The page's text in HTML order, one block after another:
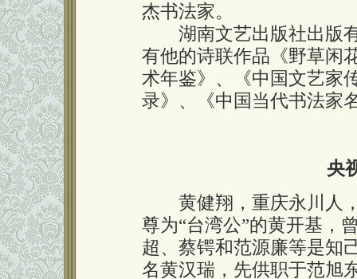
杰书法家。
湖南文艺出版社出版有
有他的诗联作品《野草闲
术年鉴》、《中国文艺家
录》、《中国当代书法家
央
黄健翔，重庆永川人，
尊为“台湾公”的黄开基，
超、蔡锷和范源廉等是知
名黄汉瑞，先供职于范旭